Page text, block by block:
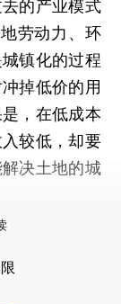
的产业模式
劳动力、环
镇化的过程
掉低价的用
，在低成本
较低，却要
决土地的城